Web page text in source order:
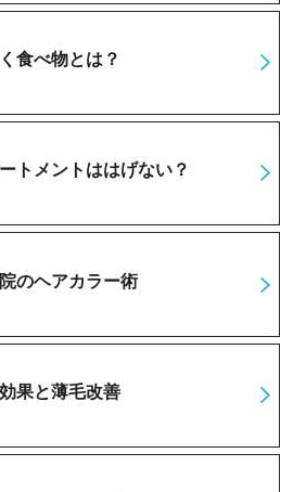
食べ物とは？
トメントははげない？
のヘアカラー術
果と薄毛改善